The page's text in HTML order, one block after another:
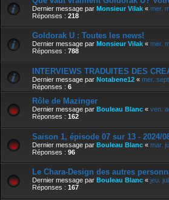
Dernier message par Monsieur Vilak « mer.
Réponses : 218
Goldorak U : Toutes les news!
Dernier message par Monsieur Vilak « mer.
Réponses : 788
INTERVIEWS TRADUITES DES
Dernier message par Notabene12 « mer.
Réponses : 6
Rôle de Mazinger
Dernier message par Bouleau Blanc « ven.
Réponses : 162
Saison 1, épisode 07 sur 13 - 2024/
Dernier message par Bouleau Blanc « mar.
Réponses : 96
Le Chara-Design des autres
Dernier message par Bouleau Blanc « jeu.
Réponses : 167